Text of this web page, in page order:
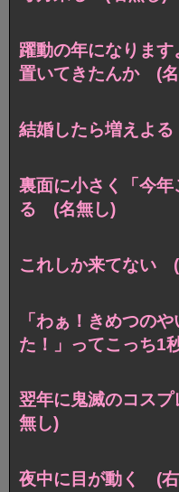
躍動の年になりま
置いてきたんか (
結婚したら増えよ
裏面に小さく「今
る (名無し)
これしか来てない
「わぁ！きめつの
た！」ってこっち1
翌年に鬼滅のコス
無し)
夜中に目が動く (